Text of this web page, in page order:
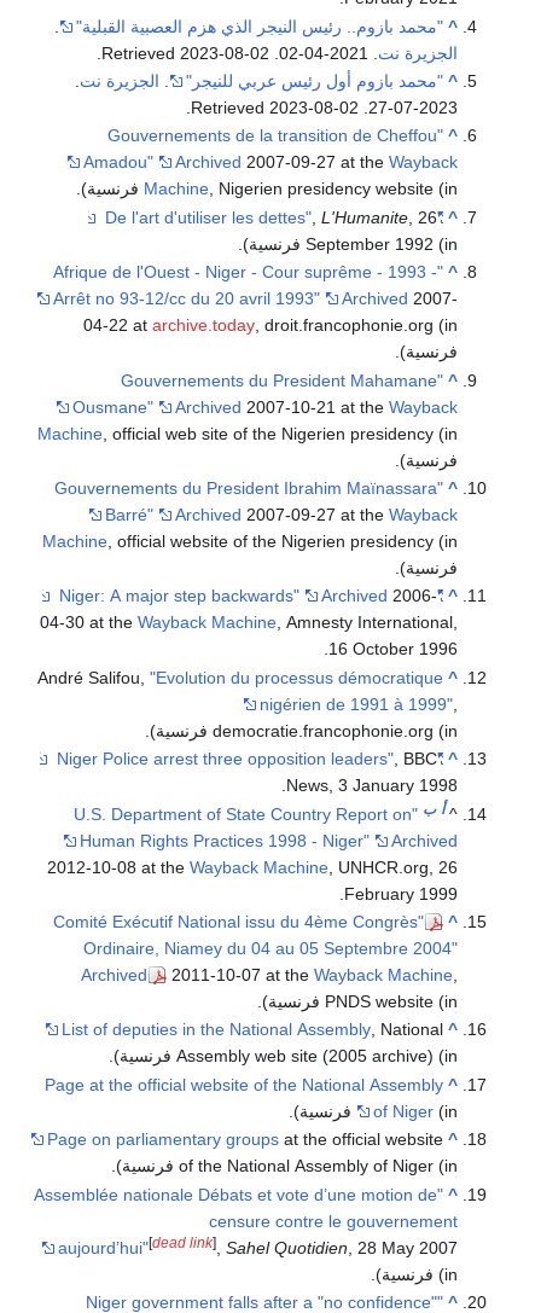
^ "محمد بازوم.. رئيس النيجر الذي هزم العصبية القبلية"
الجزيرة نت
. Retrieved
2023-08-02
^ "محمد بازوم أول رئيس عربي للنيجر" الجزيرة نت
2023-07-27
2023-08-02
^
"Gouvernements de la transition de Cheffou
Amadou"
Archived 2007-09-27 at theWayback
Machine, Nigerien presidency website(in فرنسية)
.
^
"De l'art d'utiliser les dettes"
,L'Humanite , 26
September 1992(in فرنسية)
.
^
"Afrique de l'Ouest - Niger - Cour suprême - 1993 -
Arrêt no 93-12/cc du 20 avril 1993"
Archived 2007-
04-22 atarchive.today, droit.francophonie.org(in
فرنسية).
^
"Gouvernements du President Mahamane
Ousmane"
Archived 2007-10-21 at theWayback
Machine , official web site of the Nigerien presidency(in
فرنسية).
^
"Gouvernements du President Ibrahim Maïnassara
Barré"
Archived 2007-09-27 at theWayback
Machine , official website of the Nigerien presidency(in
فرنسية).
^
"Niger: A major step backwards"
Archived 2006-
04-30 at theWayback Machine, Amnesty International,
16 October 1996.
^
André Salifou,"Evolution du processus démocratique
nigérien de 1991 à 1999"
democratie.francophonie.org(in فرنسية)
.
^
"Niger Police arrest three opposition leaders"
, BBC
News, 3 January 1998.
^أ ب
"U.S. Department of State Country Report on
Human Rights Practices 1998 - Niger"
Archived
2012-10-08 at theWayback Machine , UNHCR.org, 26
February 1999.
^
"Comité Exécutif National issu du 4ème Congrès
Ordinaire, Niamey du 04 au 05 Septembre 2004"
Archived
2011-10-07 at theWayback Machine
PNDS website(in فرنسية)
.
^
List of deputies in the National Assembly, National
Assembly web site (2005 archive)(in فرنسية)
.
^
Page at the official website of the National Assembly
of Niger (in فرنسية)
.
^
Page on parliamentary groups at the official website
of the National Assembly of Niger(in فرنسية)
.
^
"Assemblée nationale Débats et vote d’une motion de
censure contre le gouvernement
aujourd’hui"[dead link] ,Sahel Quotidien , 28 May 2007
(in فرنسية)
.
^
"Niger government falls after a "no confidence"